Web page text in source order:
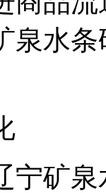
泉水
宁矿